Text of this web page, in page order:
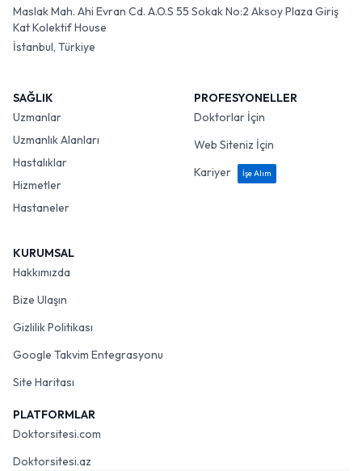
Maslak Mah. Ahi Evran Cd. A.O.S 55 Sokak No:2 Aksoy Plaza Giriş
Kat Kolektif House
İstanbul, Türkiye
SAĞLIK
Uzmanlar
Uzmanlık Alanları
Hastalıklar
Hizmetler
Hastaneler
PROFESYONELLER
Doktorlar İçin
Web Siteniz İçin
Kariyer
İşe Alım
KURUMSAL
Hakkımızda
Bize Ulaşın
Gizlilik Politikası
Google Takvim Entegrasyonu
Site Haritası
PLATFORMLAR
Doktorsitesi.com
Doktorsitesi.az